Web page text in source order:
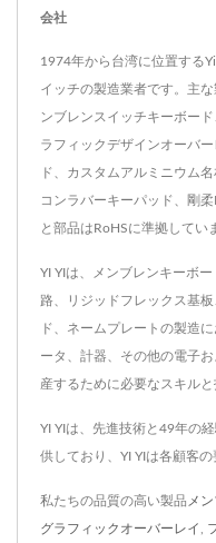
会社
1974年から台湾に位置する
イッチの製造業者です。主
ンブレンスイッチキーボー
ラフィックデザインオーバ
ド、カスタムアルミニウム
コンラバーキーパッド、剛
と部品はRoHSに準拠してい
YI YIは、メンブレンキーボ
路、リジッドフレックス基
ド、ネームプレートの製造
ータ、計器、その他の電子
産するために必要なスキルと
YI YIは、先進技術と49年の
供しており、YI YIは各顧客
私たちの品質の高い製品 メ
グラフィックオーバーレイ